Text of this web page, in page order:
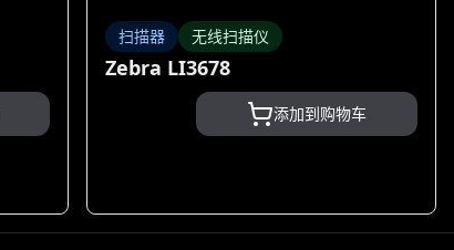
扫描器 无线扫描仪
Zebra LI3678
添加到购物车